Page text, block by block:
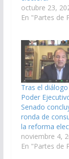
octubre 23,
En "Partes de
Tras el
Poder
Senado
ronda de
la reforma
noviembre 4,
En "Partes de